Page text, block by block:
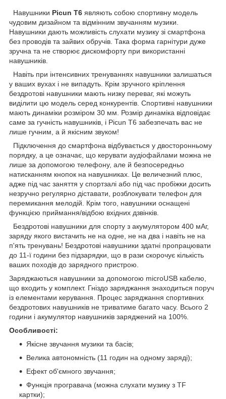
Навушники Picun T6 являють собою спортивну модель
чудовим дизайном та відмінним звучанням музики.
Навушники дають можливість слухати музику зі смартфона
без проводів та зайвих обручів. Така форма гарнітури дуже
зручна та не створює дискомфорту при використанні
навушників.
Навіть при інтенсивних тренуваннях навушники залишаться
у ваших вухах і не випадуть. Крім зручного кріплення
бездротові навушники мають низку переваг, які можуть
виділити цю модель серед конкурентів. Спортивні навушники
мають динаміки розміром 30 мм. Розмір динаміка відповідає
саме за гучність навушників, і Picun T6 забезпечать вас не
лише гучним, а й якісним звуком!
Підключення до смартфона відбувається у двосторонньому
порядку, а це означає, що керувати аудіофайлами можна не
лише за допомогою телефону, але й безпосередньо
натисканням кнопок на навушниках. Це величезний плюс,
адже під час заняття у спортзалі або під час пробіжки досить
незручно регулярно діставати, розблокувати телефон для
перемикання мелодій. Крім того, навушники оснащені
функцією приймання/відбою вхідних дзвінків.
Бездротові навушники для спорту з акумулятором 400 мАг,
заряду якого вистачить не на одне, не на два і навіть не на
п'ять тренувань! Бездротові навушники здатні пропрацювати
до 11-ї години без підзарядки, що в рази скорочує кількість
ваших походів до зарядного пристрою.
Заряджаються навушники за допомогою microUSB кабелю,
що входить у комплект. Гніздо заряджання знаходиться поруч
із елементами керування. Процес заряджання спортивних
бездротових навушників не триватиме багато часу. Всього 2
години і акумулятор навушників заряджений на 100%.
Особливості:
Якісне звучання музики та басів;
Велика автономність (11 годин на одному заряді);
Ефект об'ємного звучання;
Функція програвача (можна слухати музику з TF
картки);